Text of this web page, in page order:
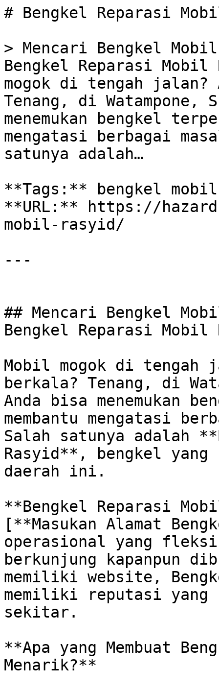
# Bengkel Reparasi
> Mencari Bengkel
Bengkel Reparasi
mogok di tengah
Tenang, di Watampone,
menemukan bengkel
mengatasi berbagai
satunya adalah…
**Tags:** bengkel
**URL:** https://
mobil-rasyid/
---
## Mencari Bengkel
Bengkel Reparasi
Mobil mogok di tengah
berkala? Tenang, di
Anda bisa menemukan
membantu mengatasi
Salah satunya adalah
Rasyid**, bengkel
daerah ini.
**Bengkel Reparasi
[**Masukan Alamat
operasional yang
berkunjung kapanpun
memiliki website,
memiliki reputasi yang
sekitar.
**Apa yang Membuat
Menarik?**